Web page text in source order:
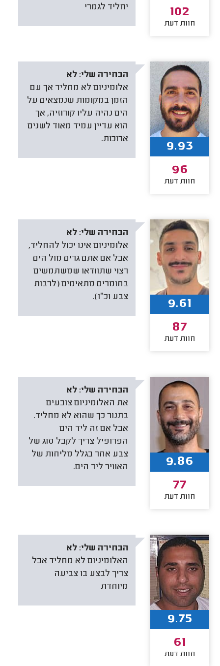
יחליד לגמרי
102
חוות דעת
הבחירה שלי: לא
אלומיניום לא מחליד אך עם
הזמן במקומות שנמצאים על
הים נהיה עליו קורוזיה, אך
הוא עדיין עמיד מאוד לשנים
ארוכות.
9.93
96
חוות דעת
הבחירה שלי: לא
אלומיניום אינו יכול להחליד,
אבל אם אתם גרים מול הים
רצוי שתוודאו שמשתמשים
בחומרים מתאימים (לרבות
צבע וכ״ו).
9.61
87
חוות דעת
הבחירה שלי: לא
את האלומיניום צובעים
בתנור כך שהוא לא מחליד.
אבל אם זה ליד הים
הפרופיל צריך לקבל סוג של
צבע אחר בגלל מליחות של
האוויר ליד הים.
9.86
77
חוות דעת
הבחירה שלי: לא
האלומיניום לא מחליד אבל
צריך לבצע בו צביעה
מיוחדת
9.75
61
חוות דעת